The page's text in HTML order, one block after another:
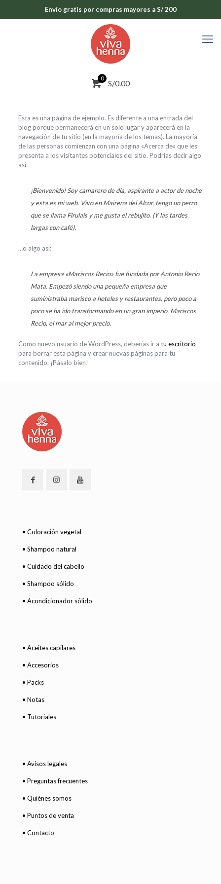
Envío gratis por compras mayores a S/ 200
0
S/0.00
Esta es una página de ejemplo. Es diferente a una entrada del
blog porque permanecerá en un solo lugar y aparecerá en la
navegación de tu sitio (en la mayoría de los temas). La mayoría
de las personas comienzan con una página «Acerca de» que les
presenta a los visitantes potenciales del sitio. Podrías decir algo
así:
¡Bienvenido! Soy camarero de día, aspirante a actor de noche
y esta es mi web. Vivo en Mairena del Alcor, tengo un perro
que se llama Firulais y me gusta el rebujito. (Y las tardes
largas con café).
…o algo así:
La empresa «Mariscos Recio» fue fundada por Antonio Recio
Mata. Empezó siendo una pequeña empresa que
suministraba marisco a hoteles y restaurantes, pero poco a
poco se ha ido transformando en un gran imperio. Mariscos
Recio, el mar al mejor precio.
Como nuevo usuario de WordPress, deberías ir a tu escritorio
para borrar esta página y crear nuevas páginas para tu
contenido. ¡Pásalo bien!
• Coloración vegetal
• Shampoo natural
• Cuidado del cabello
• Shampoo sólido
• Acondicionador sólido
• Aceites capilares
• Accesorios
• Packs
• Notas
• Tutoriales
• Avisos legales
• Preguntas frecuentes
• Quiénes somos
• Puntos de venta
• Contacto